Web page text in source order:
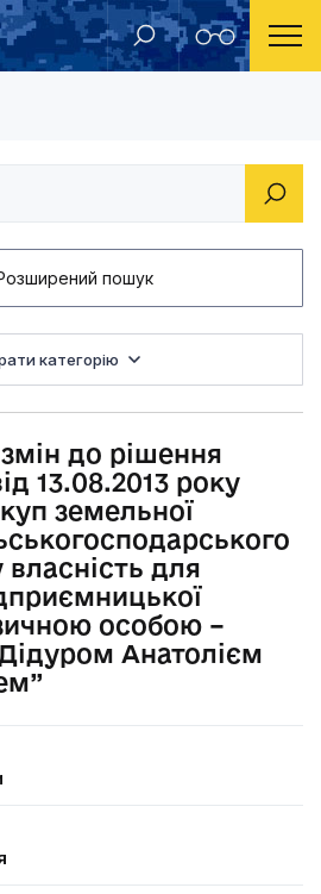
Рішення Новокаховської міської ради 2013 рік Про внесення змін
пошук
категорію
до рішення
13.08.2013 року
земельної
для
особою –
Анатолієм